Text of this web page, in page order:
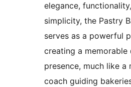
elegance,
simplicity, the Pastry
serves as a powerful
creating a memorable
presence, much like a
coach guiding